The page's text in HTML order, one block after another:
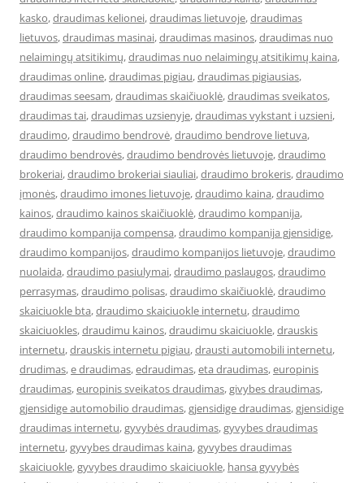
kasko,draudimas kelionei,draudimas lietuvoje,draudimas
lietuvos,draudimas masinai,draudimas masinos,draudimas nuo
nelaimingų atsitikimų,draudimas nuo nelaimingų atsitikimų kaina,
draudimas online,draudimas pigiau,draudimas pigiausias,
draudimas seesam,draudimas skaičiuoklė,draudimas sveikatos,
draudimas tai,draudimas uzsienyje,draudimas vykstant i uzsieni,
draudimo,draudimo bendrovė,draudimo bendrove lietuva,
draudimo bendrovės,draudimo bendrovės lietuvoje,draudimo
brokeriai,draudimo brokeriai siauliai,draudimo brokeris,draudimo
įmonės,draudimo imones lietuvoje,draudimo kaina,draudimo
kainos,draudimo kainos skaičiuoklė,draudimo kompanija,
draudimo kompanija compensa,draudimo kompanija gjensidige,
draudimo kompanijos,draudimo kompanijos lietuvoje,draudimo
nuolaida,draudimo pasiulymai,draudimo paslaugos,draudimo
perrasymas,draudimo polisas,draudimo skaičiuoklė,draudimo
skaiciuokle bta,draudimo skaiciuokle internetu,draudimo
skaiciuokles,draudimu kainos,draudimu skaiciuokle,drauskis
internetu,drauskis internetu pigiau,drausti automobili internetu,
drudimas,e draudimas,edraudimas,eta draudimas,europinis
draudimas,europinis sveikatos draudimas,givybes draudimas,
gjensidige automobilio draudimas,gjensidige draudimas,gjensidige
draudimas internetu,gyvybės draudimas,gyvybes draudimas
internetu,gyvybes draudimas kaina,gyvybes draudimas
skaiciuokle,gyvybes draudimo skaiciuokle, hansa gyvybės